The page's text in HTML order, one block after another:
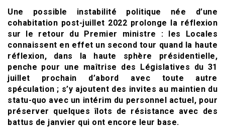
Une possible instabilité politique née d’une
cohabitation post-juillet 2022 prolonge la réflexion
sur le retour du Premier ministre : les Locales
connaissent en effet un second tour quand la haute
réflexion, dans la haute sphère présidentielle,
penche pour une maîtrise des Législatives du 31
juillet prochain d’abord avec toute autre
spéculation ; s’y ajoutent des invites au maintien du
statu-quo avec un intérim du personnel actuel, pour
préserver quelques îlots de résistance avec des
battus de janvier qui ont encore leur base.